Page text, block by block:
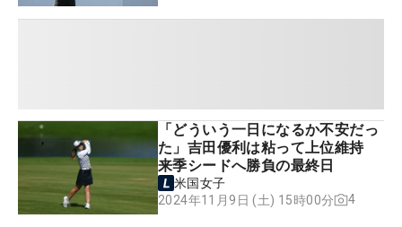
「どういう一日になるか不安だっ
た」吉田優利は粘って上位維持
来季シードへ勝負の最終日
米国女子
2024年11月9日 (土) 15時00分
4